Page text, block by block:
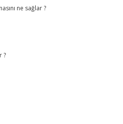
ne sağlar ?
?